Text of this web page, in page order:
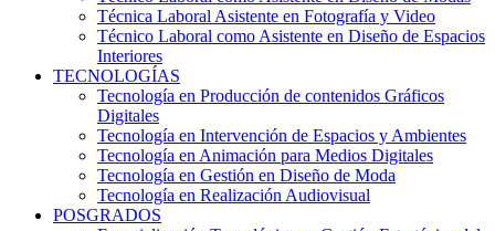
Técnica Laboral Asistente en Fotografía y Video
Técnico Laboral como Asistente en Diseño de Espacios
Interiores
TECNOLOGÍAS
Tecnología en Producción de contenidos Gráficos
Digitales
Tecnología en Intervención de Espacios y Ambientes
Tecnología en Animación para Medios Digitales
Tecnología en Gestión en Diseño de Moda
Tecnología en Realización Audiovisual
POSGRADOS